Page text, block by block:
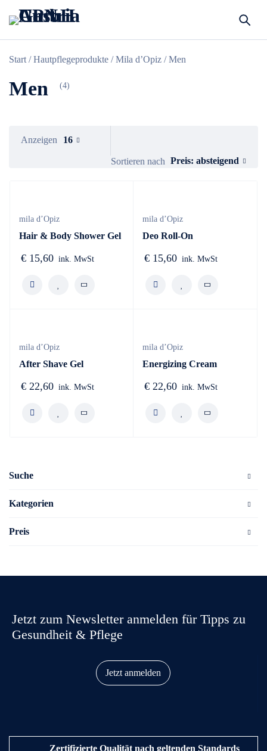
Start /Hautpflegeprodukte /Mila d’Opiz / Men
Men (4)
Suche
Kategorien
Preis
Sortieren nach Preis: absteigend
Anzeigen 16
mila d’Opiz
Hair & Body Shower Gel
€ 15,60 ink. MwSt
mila d’Opiz
Deo Roll-On
€ 15,60 ink. MwSt
mila d’Opiz
After Shave Gel
€ 22,60 ink. MwSt
mila d’Opiz
Energizing Cream
€ 22,60 ink. MwSt
Jetzt zum Newsletter anmelden für Tipps zu
Gesundheit & Pflege
Jetzt anmelden
Zertifizierte Qualität nach geltenden Standards